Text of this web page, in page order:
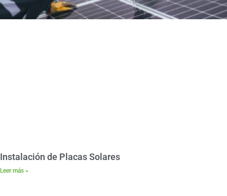
Instalación de Placas Solares
Leer más »